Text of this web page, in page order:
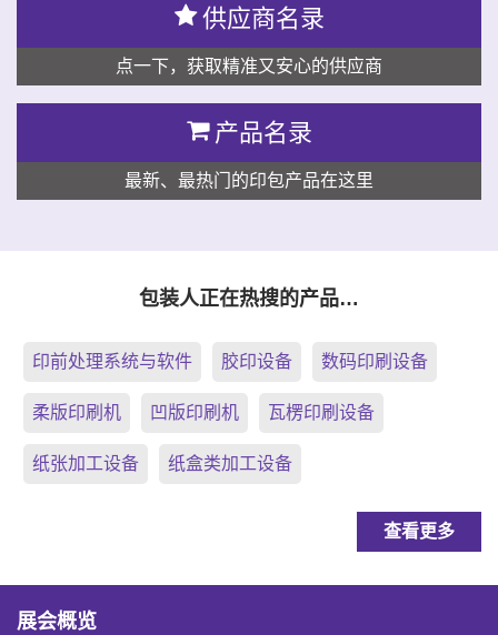
供应商名录
点一下，获取精准又安心的供应商
产品名录
最新、最热门的印包产品在这里
包装人正在热搜的产品…
印前处理系统与软件 胶印设备 数码印刷设备
柔版印刷机 凹版印刷机 瓦楞印刷设备
纸张加工设备 纸盒类加工设备
查看更多
展会概览